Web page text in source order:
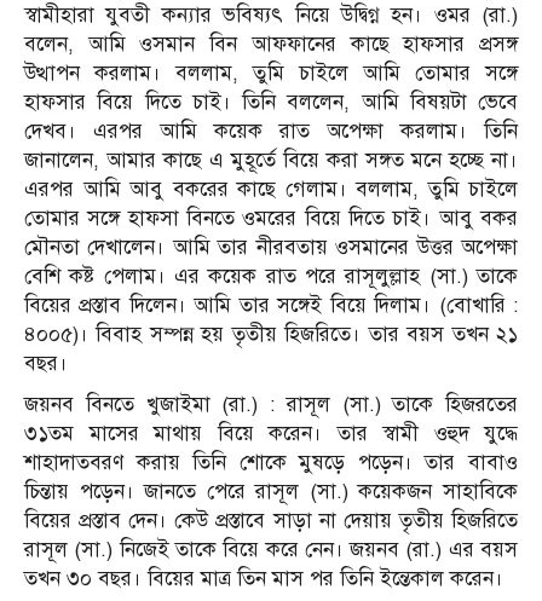
স্বামীহারা যুবতী কন্যার ভবিষ্যৎ নিয়ে উদ্বিগ্ন হন। ওমর (রা.)
বলেন, আমি ওসমান বিন আফফানের কাছে হাফসার প্রসঙ্গ
উত্থাপন করলাম। বললাম, তুমি চাইলে আমি তোমার সঙ্গে
হাফসার বিয়ে দিতে চাই। তিনি বললেন, আমি বিষয়টা ভেবে
দেখব। এরপর আমি কয়েক রাত অপেক্ষা করলাম। তিনি
জানালেন, আমার কাছে এ মুহূর্তে বিয়ে করা সঙ্গত মনে হচ্ছে না।
এরপর আমি আবু বকরের কাছে গেলাম। বললাম, তুমি চাইলে
তোমার সঙ্গে হাফসা বিনতে ওমরের বিয়ে দিতে চাই। আবু বকর
মৌনতা দেখালেন। আমি তার নীরবতায় ওসমানের উত্তর অপেক্ষা
বেশি কষ্ট পেলাম। এর কয়েক রাত পরে রাসূলুল্লাহ (সা.) তাকে
বিয়ের প্রস্তাব দিলেন। আমি তার সঙ্গেই বিয়ে দিলাম। (বোখারি :
৪০০৫)। বিবাহ সম্পন্ন হয় তৃতীয় হিজরিতে। তার বয়স তখন ২১
বছর।
জয়নব বিনতে খুজাইমা (রা.) : রাসূল (সা.) তাকে হিজরতের
৩১তম মাসের মাথায় বিয়ে করেন। তার স্বামী ওহুদ যুদ্ধে
শাহাদাতবরণ করায় তিনি শোকে মুষড়ে পড়েন। তার বাবাও
চিন্তায় পড়েন। জানতে পেরে রাসূল (সা.) কয়েকজন সাহাবিকে
বিয়ের প্রস্তাব দেন। কেউ প্রস্তাবে সাড়া না দেয়ায় তৃতীয় হিজরিতে
রাসূল (সা.) নিজেই তাকে বিয়ে করে নেন। জয়নব (রা.) এর বয়স
তখন ৩০ বছর। বিয়ের মাত্র তিন মাস পর তিনি ইন্তেকাল করেন।